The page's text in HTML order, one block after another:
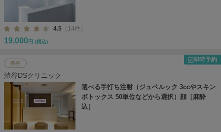
4.5 （14件）
19,000 円 (税込)
渋谷
即時予約
渋谷DSクリニック
選べる手打ち注射（ジュベルック 3ccやスキン
ボトックス 50単位などから選択）顔［麻酔
込］